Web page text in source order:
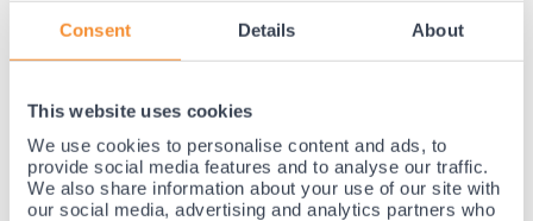
Consent Details About
This website uses cookies
We use cookies to personalise content and ads, to
provide social media features and to analyse our traffic.
We also share information about your use of our site with
our social media, advertising and analytics partners who
35 jaar medische ervaring!
Gratis verzending vanaf €50,-
Voor 23:00 besteld, morgen thuis!
Gratis retourneren en 14 dagen uitproberen!
Achteraf betalen mogelijk! Nergens goedkoper!